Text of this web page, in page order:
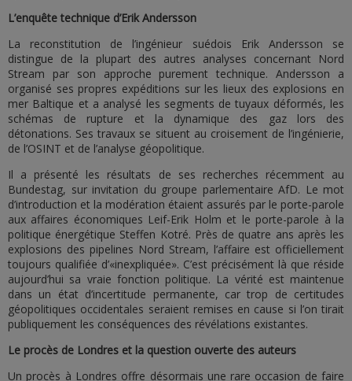
L’enquête technique d’Erik Andersson
La reconstitution de l’ingénieur suédois Erik Andersson se
distingue de la plupart des autres analyses concernant Nord
Stream par son approche purement technique. Andersson a
organisé ses propres expéditions sur les lieux des explosions en
mer Baltique et a analysé les segments de tuyaux déformés, les
schémas de rupture et la dynamique des gaz lors des
détonations. Ses travaux se situent au croisement de l’ingénierie,
de l’OSINT et de l’analyse géopolitique.
Il a présenté les résultats de ses recherches récemment au
Bundestag, sur invitation du groupe parlementaire AfD. Le mot
d’introduction et la modération étaient assurés par le porte-parole
aux affaires économiques Leif-Erik Holm et le porte-parole à la
politique énergétique Steffen Kotré. Près de quatre ans après les
explosions des pipelines Nord Stream, l’affaire est officiellement
toujours qualifiée d’«inexpliquée». C’est précisément là que réside
aujourd’hui sa vraie fonction politique. La vérité est maintenue
dans un état d’incertitude permanente, car trop de certitudes
géopolitiques occidentales seraient remises en cause si l’on tirait
publiquement les conséquences des révélations existantes.
Le procès de Londres et la question ouverte des auteurs
Un procès à Londres offre désormais une rare occasion de faire